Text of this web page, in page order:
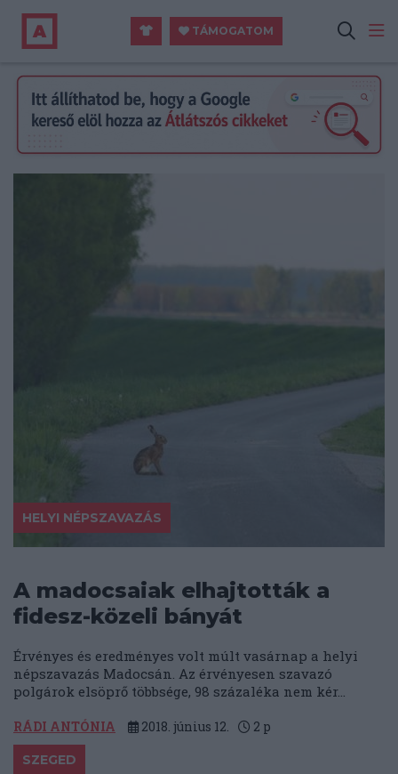
TÁMOGATOM
HELYI NÉPSZAVAZÁS
A madocsaiak elhajtották a
fidesz-közeli bányát
Érvényes és eredményes volt múlt vasárnap a helyi
népszavazás Madocsán. Az érvényesen szavazó
polgárok elsöprő többsége, 98 százaléka nem kér...
RÁDI ANTÓNIA 2018. június 12. 2 p
SZEGED